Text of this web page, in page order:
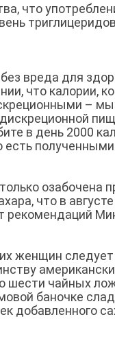
что
вреда для
что калории,
–
в день 2000
озабочена
что в августе
рекомендаций
женщин следует
шести чайных
баночке
добавленного